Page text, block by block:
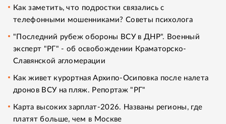
Как заметить, что подростки связались с
телефонными мошенниками? Советы психолога
"Последний рубеж обороны ВСУ в ДНР". Военный
эксперт "РГ" - об освобождении Краматорско-
Славянской агломерации
Как живет курортная Архипо-Осиповка после налета
дронов ВСУ на пляж. Репортаж "РГ"
Карта высоких зарплат-2026. Названы регионы, где
платят больше, чем в Москве